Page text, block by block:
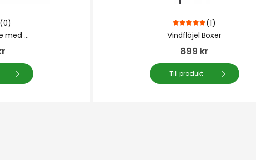
(0)
Vindflöjel Jägare med hund
5.00out of 5
(1)
Vindflöjel Boxer
899 kr
Till produkt